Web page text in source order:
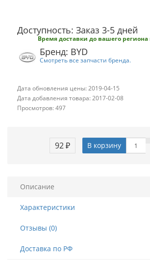
Доступность: Заказ 3-5 дней
Время доставки до вашего
Бренд: BYD
Смотреть все запчасти бренда.
Дата обновления цены: 2019-04-15
Дата добавления товара: 2017-02-08
Просмотров: 497
92 ₽ В корзину
Описание
Характеристики
Отзывы (0)
Доставка по РФ